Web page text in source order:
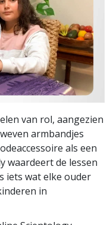
van rol, aangezien
armbandjes
als een
waardeert de lessen
iets wat elke ouder
in